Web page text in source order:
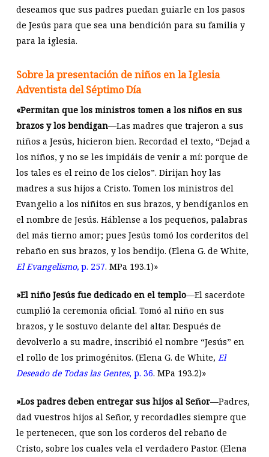
deseamos que sus padres puedan guiarle en los pasos
de Jesús para que sea una bendición para su familia y
para la iglesia.
Sobre la presentación de niños en la Iglesia
Adventista del Séptimo Día
«Permitan que los ministros tomen a los niños en sus
brazos y los bendigan—Las madres que trajeron a sus
niños a Jesús, hicieron bien. Recordad el texto, “Dejad a
los niños, y no se les impidáis de venir a mí: porque de
los tales es el reino de los cielos”. Dirijan hoy las
madres a sus hijos a Cristo. Tomen los ministros del
Evangelio a los niñitos en sus brazos, y bendíganlos en
el nombre de Jesús. Háblense a los pequeños, palabras
del más tierno amor; pues Jesús tomó los corderitos del
rebaño en sus brazos, y los bendijo. (Elena G. de White,
El Evangelismo,p. 257. MPa 193.1)»
»El niño Jesús fue dedicado en el templo—El sacerdote
cumplió la ceremonia oficial. Tomó al niño en sus
brazos, y le sostuvo delante del altar. Después de
devolverlo a su madre, inscribió el nombre “Jesús” en
el rollo de los primogénitos. (Elena G. de White, El
Deseado de Todas las Gentes, p. 36. MPa 193.2)»
»Los padres deben entregar sus hijos al Señor—Padres,
dad vuestros hijos al Señor, y recordadles siempre que
le pertenecen, que son los corderos del rebaño de
Cristo, sobre los cuales vela el verdadero Pastor. (Elena